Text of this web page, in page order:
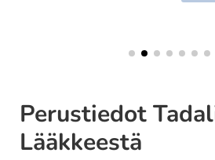
Perustiedot
Lääkkeestä